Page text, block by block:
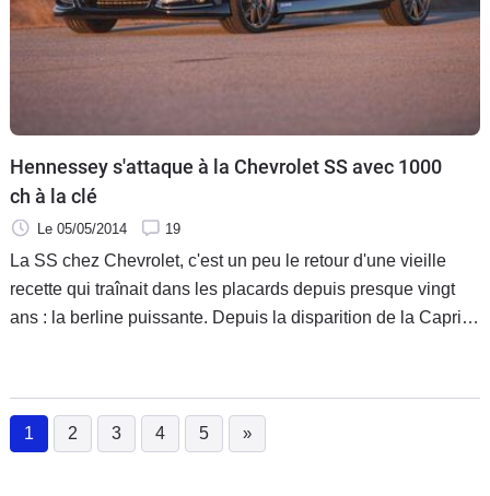
Hennessey s'attaque à la Chevrolet SS avec 1000
ch à la clé
Le 05/05/2014 19
La SS chez Chevrolet, c'est un peu le retour d'une vieille
recette qui traînait dans les placards depuis presque vingt
ans : la berline puissante. Depuis la disparition de la Caprice
gars de chez Hennessey ont certainement dû se dire que
Chevrolet n'avait fait que la moitié du travail. Du coup, voici
1
(current)
2 3 4 5 »